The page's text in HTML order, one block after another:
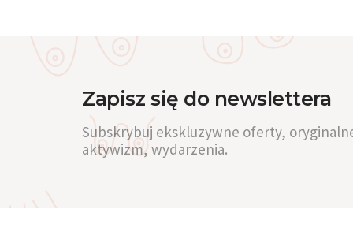
biustonosze bez fiszbinówjako kolejną
Jak wybrać
Zmierz obwód pod biustem i w
(do różnych dekoltów) czy z wszytymi.
Warto też zapoznać się z ofertą
Zapisz się do newslettera
Subskrybuj ekskluzywne oferty,
aktywizm, wydarzenia.